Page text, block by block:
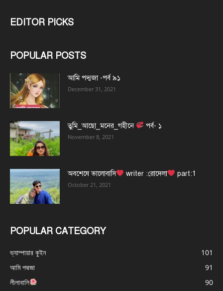
EDITOR PICKS
POPULAR POSTS
আমি পদ্মজা -পর্ব ৯১
December 31, 2021
তুমি_আছো_মনের_গহীনে পর্ব- ১
November 8, 2021
অবশেষে ভালোবাসি writer :রোদেলা part:1
October 21, 2021
POPULAR CATEGORY
ভ্যাম্পায়ার কুইন
101
আমি পদ্মজা
91
লীলাবালি
90